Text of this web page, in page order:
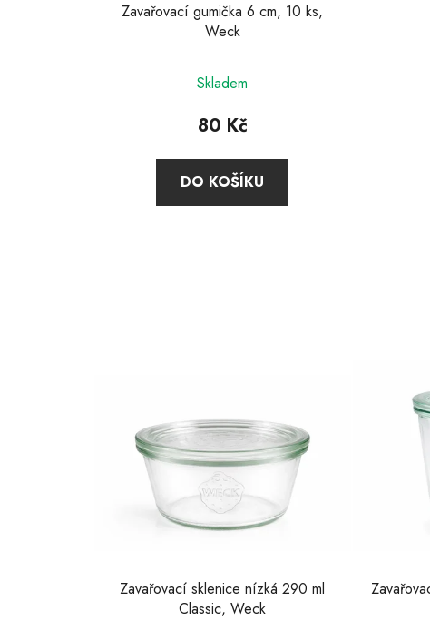
Zavařovací gumička 6 cm, 10 ks,
Weck
Skladem
80 Kč
DO KOŠÍKU
Zavařovací sklenice nízká 290 ml
Classic, Weck